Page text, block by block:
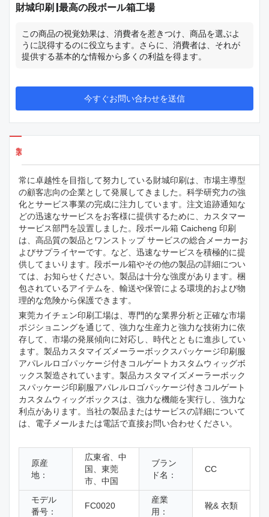
財城印刷 |最高の段ボール箱工場
この商品の視覚効果は、消費者を惹きつけ、商品を選ぶよ
うに説得するのに役立ちます。さらに、消費者は、それが
提供する基本的な情報から多くの利益を得ます。
今すぐお問い合わせを送信
製品の詳細
常に卓越性を目指して努力している財城印刷は、市場主導型
の顧客志向の企業として発展してきました。科学研究力の強
化とサービス事業の完成に注力しています。注文追跡通知な
どの迅速なサービスをお客様に提供するために、カスタマー
サービス部門を設置しました。段ボール箱 Caicheng 印刷
は、高品質の製品とワンストップ サービスの総合メーカーお
よびサプライヤーです。など、迅速なサービスを積極的に提
供してまいります。段ボール箱やその他の製品の詳細につい
ては、お知らせください。製品は十分な強度があります。梱
包されているアイテムを、輸送や保管による環境的および物
理的な危険から保護できます。
東莞カイチェン印刷工場は、専門的な業界分析と正確な市場
ポジショニングを通じて、強力な生産力と強力な技術力に依
存して、市場の発展傾向に対応し、時代とともに進歩してい
ます。製品カスタマイズメーラーボックスパッケージ印刷服
アパレルロゴパッケージ付きコルゲートカスタムウィッグボ
ックス製造されています。製品カスタマイズメーラーボック
スパッケージ印刷服アパレルロゴパッケージ付きコルゲート
カスタムウィッグボックスは、強力な機能を実行し、強力な
利点があります。当社の製品またはサービスの詳細について
は、電子メールまたは電話で直接お問い合わせください。
原産
地：
広東省、中
国、東莞
市、中国
ブラン
ド名：
CC
モデル
番号：
FC0020
産業
用：
靴& 衣類